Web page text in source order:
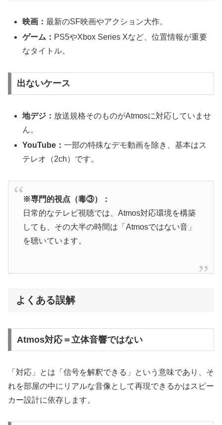
映画：最新のSF映画やアクション大作。
ゲーム： PS5やXbox Series Xなど、位置情報が重要
なタイトル。
出ないケース
地デジ： 放送規格そのものがAtmosに対応していませ
ん。
YouTube：一部の特殊なデモ動画を除き、基本はス
テレオ（2ch）です。
※専門的視点（毒③）：
日常的なテレビ視聴では、Atmos対応環境を構築
しても、その大半の時間は「Atmosではない音」
を聴いています。
よくある誤解
Atmos対応＝立体音響ではない
「対応」とは「信号を解釈できる」という意味であり、そ
れを部屋の中にリアルな音像として再現できるかはスピー
カー設計に依存します。